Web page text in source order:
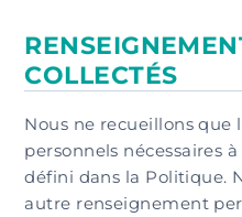
COLLECTÉS
Nous ne recueillons que
personnels nécessaires
défini dans la Politique.
autre renseignement